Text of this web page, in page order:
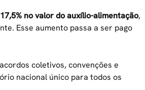
no valor do auxílio-alimentação,
Esse aumento passa a ser pago
coletivos, convenções e
nacional único para todos os